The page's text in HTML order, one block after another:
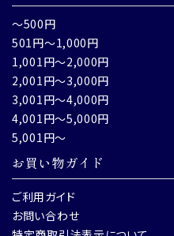
～500円
501円～1,000円
1,001円～2,000円
2,001円～3,000円
3,001円～4,000円
4,001円～5,000円
5,001円～
お買い物ガイド
ご利用ガイド
お問い合わせ